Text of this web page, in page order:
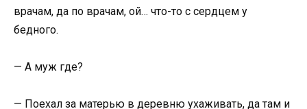
врачам, да по врачам, ой… что-то с сердцем у
бедного.
— А муж где?
— Поехал за матерью в деревню ухаживать, да там и